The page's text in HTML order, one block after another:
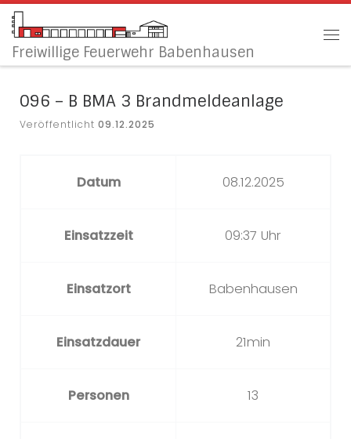
Zum Inhalt springen
Freiwillige Feuerwehr Babenhausen
096 – B BMA 3 Brandmeldeanlage
Veröffentlicht 09.12.2025
Datum 08.12.2025
Einsatzzeit 09:37 Uhr
Einsatzort Babenhausen
Einsatzdauer 21min
Personen 13